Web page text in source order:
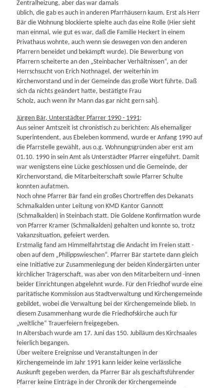
Zentralheizung, aber das war damals
üblich, die gab es auch in anderen Pfarrhäusern kaum. Erst als Herr
Bär die Wohnung blockierte spielte auch das eine Rolle (Hier sieht
man einmal, wie gut es war, daß die Familie Heckert in einem
Privathaus wohnte, auch wenn sie deswegen von den anderen
Pfarrern beneidet und bekämpft wurde). Die Bewerbung von
Pfarrern scheiterte an den „Steinbacher Verhältnissen“, an der
Herrschsucht von Erich Nothnagel, der weiterhin im
Kirchenvorstand und in der Gemeinde das große Wort führte. Daß
sich da nichts geändert hatte, bestätigte Frau
Scholz, auch wenn ihr Mann das gar nicht gern sah].
Jürgen Bär, Unterstädter Pfarrer 1990 - 1991:
Aus seiner Amtszeit ist chronistisch zu berichten: Als ehemaliger
Superintendent, aus Ebeleben kommend, wurde er Anfang 1990 auf
die Pfarrstelle gewählt, aus o.g. Wohnungsgründen aber erst am
01.10. 1990 in sein Amt als Unterstädter Pfarrer eingeführt. Damit
war wenigstens eine Lücke geschlossen und die Gemeinde, der
Kirchenvorstand, die Mitarbeiterschaft sowie Pfarrer Schulte
konnten aufatmen.
Noch ohne Pfarrer Bär fand ein großes Chortreffen des Dekanats
Schmalkalden unter Leitung von KMD Kantor Gannott
(Schmalkalden) in Steinbach statt. Die Goldene Konfirmation wurde
von Pfarrer Kramer (Schmalkalden) gehalten und konnte so, trotz
Vakanzsituation, gefeiert werden.
Erstmalig fand am Himmelfahrtstag die Andacht im Freien statt -
oben auf dem „Philippswieschen“. Pfarrer Bär startete dann gleich
eine Initiative zur Zusammenlegung der beiden Kindergärten unter
kirchlicher Trägerschaft, was aber von den Mitarbeitern und -innen
beider Einrichtungen abgelehnt wurde. Für den Friedhof wurde eine
paritätische Kommission aus Stadtverwaltung und Kirchengemeinde
gebildet, wobei die Verwaltung bei der Kirchengemeinde blieb. In
diesem Zusammenhang wurde die Friedhofskirche auch für
„weltliche“ Trauerfeiern freigegeben.
In Altersbach wurde am 17. Juni das 150. Jubiläum des Kirchsaales
feierlich begangen.
Über weitere Ereignisse und Veranstaltungen in der
Kirchengemeinde im Jahr 1991 kann leider keine verlässliche
Auskunft gegeben werden, da Pfarrer Bär als geschäftsführender
Pfarrer keine Einträge in der Chronik der Kirchengemeinde